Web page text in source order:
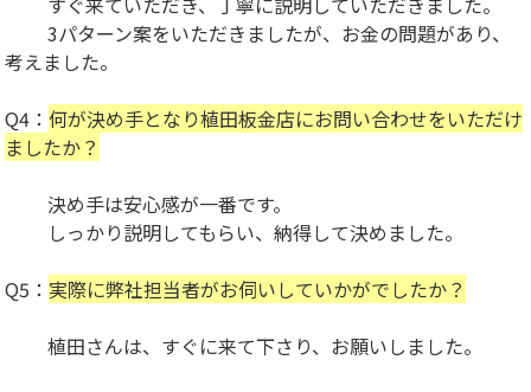
3パターン案をいただきましたが、お金の問題があり、
考えました。
Q4： 何が決め手となり植田板金店にお問い合わせをいただけ
ましたか？
決め手は安心感が一番です。
しっかり説明してもらい、納得して決めました。
Q5： 実際に弊社担当者がお伺いしていかがでしたか？
植田さんは、すぐに来て下さり、お願いしました。